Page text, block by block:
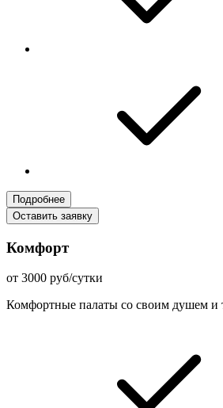
Подробнее
Оставить заявку
Комфорт
от 3000 руб/сутки
Комфортные палаты со своим душем и